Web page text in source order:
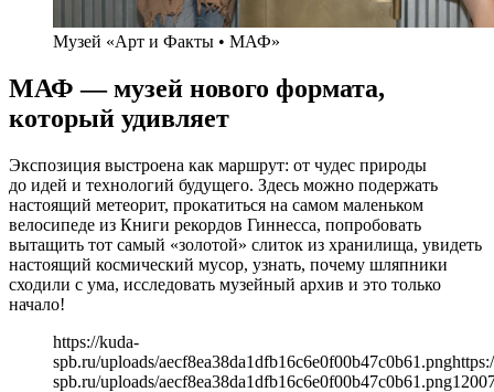
Музей «Арт и Факты • МАФ»
МАФ — музей нового формата,
который удивляет
Экспозиция выстроена как маршрут: от чудес природы
до идей и технологий будущего. Здесь можно подержать
настоящий метеорит, прокатиться на самом маленьком
велосипеде из Книги рекордов Гиннесса, попробовать
вытащить тот самый «золотой» слиток из хранилища, увидеть
настоящий космический мусор, узнать, почему шляпники
сходили с ума, исследовать музейный архив и это только
начало!
https://kuda-
spb.ru/uploads/aecf8ea38da1dfb16c6e0f00b47c0b61.png
spb.ru/uploads/aecf8ea38da1dfb16c6e0f00b47c0b61.png1200